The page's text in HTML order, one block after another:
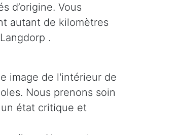
d’origine. Vous
autant de kilomètres
.
image de l'intérieur de
Nous prenons soin
état critique et